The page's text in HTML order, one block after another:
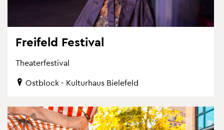
Frei­feld Fes­ti­val
Thea­ter­fes­ti­val
Ost­block - Kul­tur­haus Bie­le­feld